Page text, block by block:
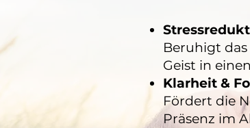
Beruhigt
Geist in
Klarheit &
Fördert die
Präsenz im